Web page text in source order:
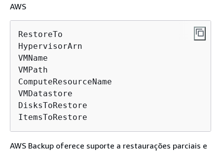
AWS
RestoreTo
HypervisorArn
VMName
VMPath
ComputeResourceName
VMDatastore
DisksToRestore
ItemsToRestore
AWS Backup oferece suporte a restaurações parciais e